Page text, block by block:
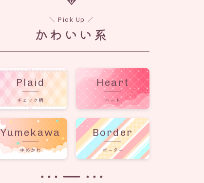
＼ Pick Up ／
かわいい系
チェック柄
Plaid
ハート
Heart
ゆめかわ
Yumekawa
ボーダー
Border